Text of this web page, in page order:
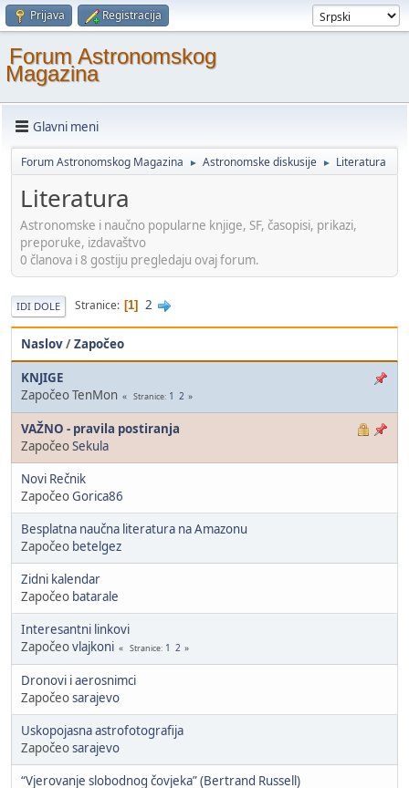
Prijava Registracija
Forum Astronomskog
Magazina
Glavni meni
Forum Astronomskog Magazina ► Astronomske diskusije ► Literatura
Literatura
Astronomske i naučno popularne knjige, SF, časopisi, prikazi,
preporuke, izdavaštvo
0 članova i 8 gostiju pregledaju ovaj forum.
IDI DOLE Stranice 1 2
Naslov/Započeo
KNJIGE
Započeo TenMon
Stranice 1 2
VAŽNO - pravila postiranja
ZapočeoSekula
Novi Rečnik
ZapočeoGorica86
Besplatna naučna literatura na Amazonu
Započeo betelgez
Zidni kalendar
Započeo batarale
Interesantni linkovi
Započeovlajkoni Stranice 1 2
Dronovi i aerosnimci
Započeosarajevo
Uskopojasna astrofotografija
Započeosarajevo
“Vjerovanje slobodnog čovjeka” (Bertrand Russell)